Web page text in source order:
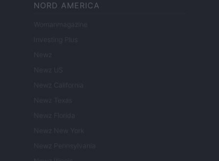
NORD AMERICA
Womanmagazine
Investing Plus
Newz
Newz US
Newz California
Newz Texas
Newz Florida
Newz New York
Newz Pennsylvania